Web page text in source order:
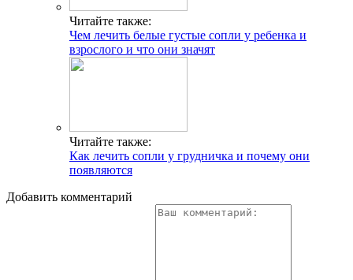
Читайте также:
Чем лечить белые густые сопли у ребенка и
взрослого и что они значят
Читайте также:
Как лечить сопли у грудничка и почему они
появляются
Добавить комментарий